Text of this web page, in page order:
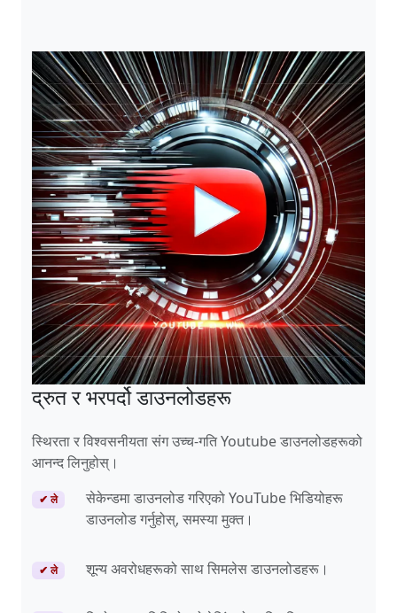
द्रुत र भरपर्दो डाउनलोडहरू
स्थिरता र विश्वसनीयता संग उच्च-गति Youtube डाउनलोडहरूको
आनन्द लिनुहोस्।
✔ ले
सेकेन्डमा डाउनलोड गरिएको YouTube भिडियोहरू
डाउनलोड गर्नुहोस्, समस्या मुक्त।
✔ ले शून्य अवरोधहरूको साथ सिमलेस डाउनलोडहरू।